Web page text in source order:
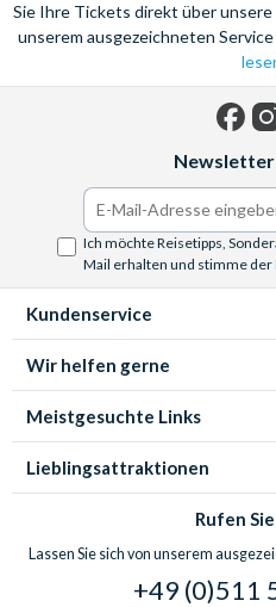
Sie Ihre Tickets direkt über
unserem ausgezeichneten
Ich möchte Reisetipps,
Mail erhalten und stimme der
Kundenservice
Wir helfen gerne
Meistgesuchte Links
Lieblingsattraktionen
Rufen
Lassen Sie sich von unserem
+49 (0)511